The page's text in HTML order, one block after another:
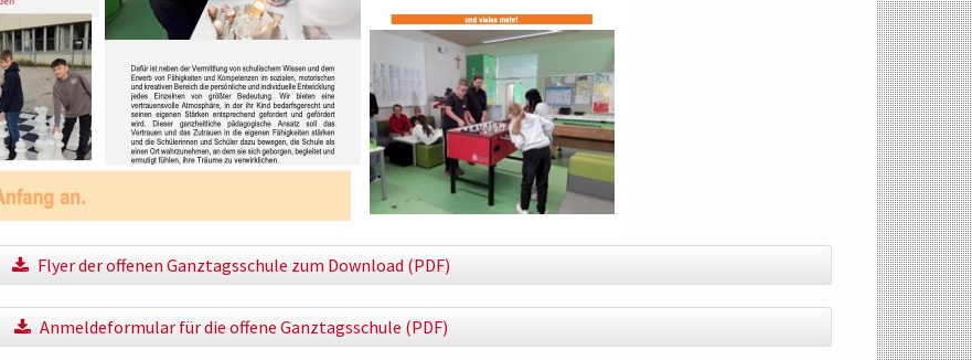
Flyer der offenen Ganztagsschule zum Download (PDF)
Anmeldeformular für die offene Ganztagsschule (PDF)